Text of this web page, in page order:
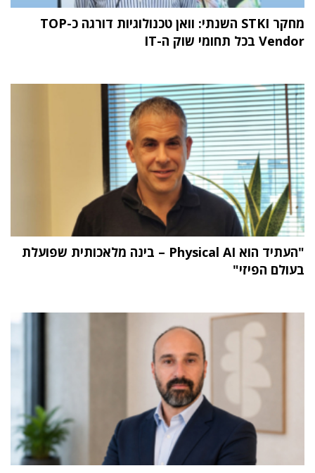
מחקר STKI השנתי: וואן טכנולוגיות דורגה כ-TOP
Vendor בכל תחומי שוק ה-IT
"העתיד הוא Physical AI – בינה מלאכותית שפועלת
בעולם הפיזי"